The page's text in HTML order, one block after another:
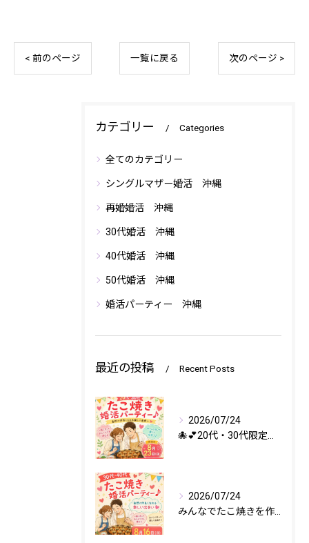
< 前のページ 一覧に戻る 次のページ >
カテゴリー Categories
全てのカテゴリー
シングルマザー婚活 沖縄
再婚婚活 沖縄
30代婚活 沖縄
40代婚活 沖縄
50代婚活 沖縄
婚活パーティー 沖縄
最近の投稿 Recent Posts
2026/07/24
2026/07/24